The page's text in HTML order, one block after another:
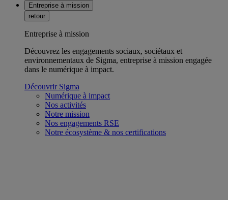
Entreprise à mission
retour
Entreprise à mission
Découvrez les engagements sociaux, sociétaux et
environnementaux de Sigma, entreprise à mission engagée
dans le numérique à impact.
Découvrir Sigma
Numérique à impact
Nos activités
Notre mission
Nos engagements RSE
Notre écosystème & nos certifications